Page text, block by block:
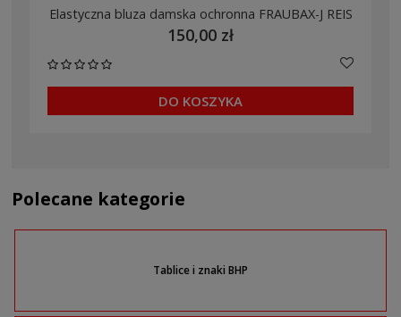
Elastyczna bluza damska ochronna FRAUBAX-J REIS
150,00 zł
DO KOSZYKA
Polecane kategorie
Tablice i znaki BHP